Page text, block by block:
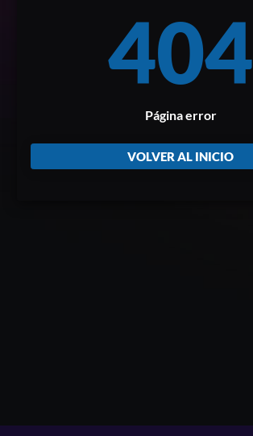
404
Página error
VOLVER AL INICIO